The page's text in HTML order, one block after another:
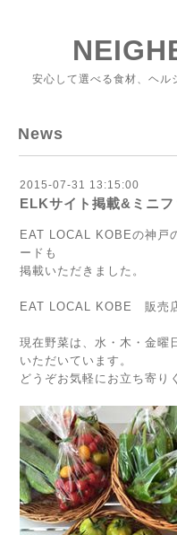
安心して選べる食材、ヘル
News
2015-07-31 13:15:00
ELKサイト掲載&ミニ
EAT LOCAL KOBEの神戸
ードも
掲載いただきました。
EAT LOCAL KOBE 販
現在野菜は、水・木・金曜
いただいています。
どうぞお気軽にお立ち寄り